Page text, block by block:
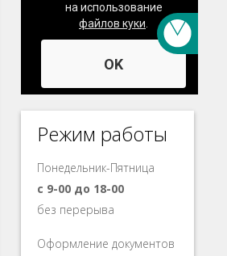
Режим работы
Понедельник-Пятница
с 9-00 до 18-00
без перерыва
Оформление документов